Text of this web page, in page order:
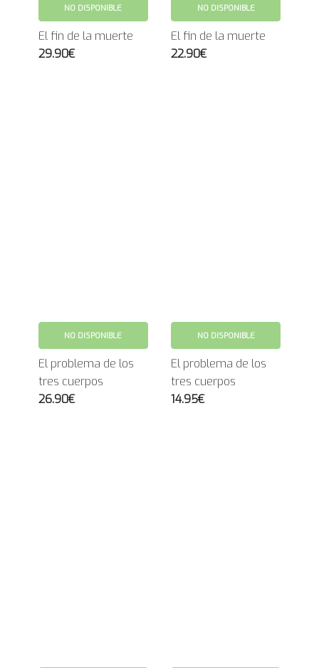
NO DISPONIBLE
El fin de la muerte
29.90€
NO DISPONIBLE
El fin de la muerte
22.90€
NO DISPONIBLE
El problema de los
tres cuerpos
26.90€
NO DISPONIBLE
El problema de los
tres cuerpos
14.95€